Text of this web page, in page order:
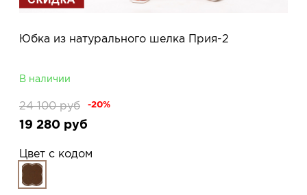
Юбка из натурального шелка Прия-2
В наличии
24 100 руб -20%
19 280 руб
Цвет с кодом